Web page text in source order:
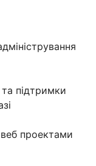
та підтримки
проектами